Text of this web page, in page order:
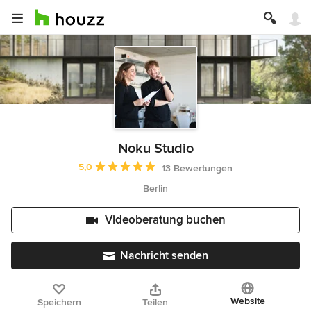
Noku Studio
Durchschnittliche Bewertung: 5 von 5 Sternen
5,0
13 Bewertungen
Berlin
Videoberatung buchen
Nachricht senden
Speichern Teilen Website